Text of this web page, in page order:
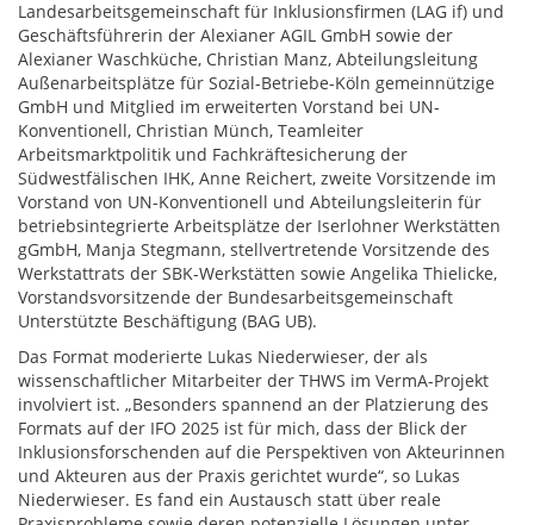
Landesarbeitsgemeinschaft für Inklusionsfirmen (LAG if) und
Geschäftsführerin der Alexianer AGIL GmbH sowie der
Alexianer Waschküche, Christian Manz, Abteilungsleitung
Außenarbeitsplätze für Sozial-Betriebe-Köln gemeinnützige
GmbH und Mitglied im erweiterten Vorstand bei UN-
Konventionell, Christian Münch, Teamleiter
Arbeitsmarktpolitik und Fachkräftesicherung der
Südwestfälischen IHK, Anne Reichert, zweite Vorsitzende im
Vorstand von UN-Konventionell und Abteilungsleiterin für
betriebsintegrierte Arbeitsplätze der Iserlohner Werkstätten
gGmbH, Manja Stegmann, stellvertretende Vorsitzende des
Werkstattrats der SBK-Werkstätten sowie Angelika Thielicke,
Vorstandsvorsitzende der Bundesarbeitsgemeinschaft
Unterstützte Beschäftigung (BAG UB).
Das Format moderierte Lukas Niederwieser, der als
wissenschaftlicher Mitarbeiter der THWS im VermA-Projekt
involviert ist. „Besonders spannend an der Platzierung des
Formats auf der IFO 2025 ist für mich, dass der Blick der
Inklusionsforschenden auf die Perspektiven von Akteurinnen
und Akteuren aus der Praxis gerichtet wurde“, so Lukas
Niederwieser. Es fand ein Austausch statt über reale